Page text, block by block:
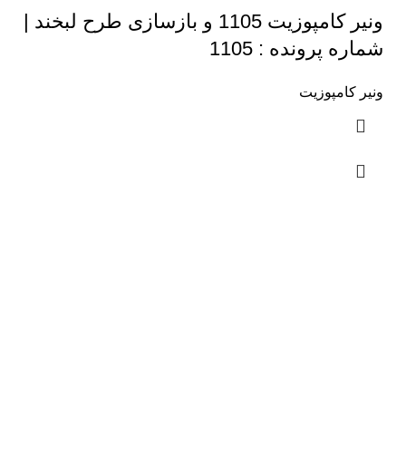
ونیر کامپوزیت 1105 و بازسازی طرح لبخند |
شماره پرونده : 1105
ونیر کامپوزیت